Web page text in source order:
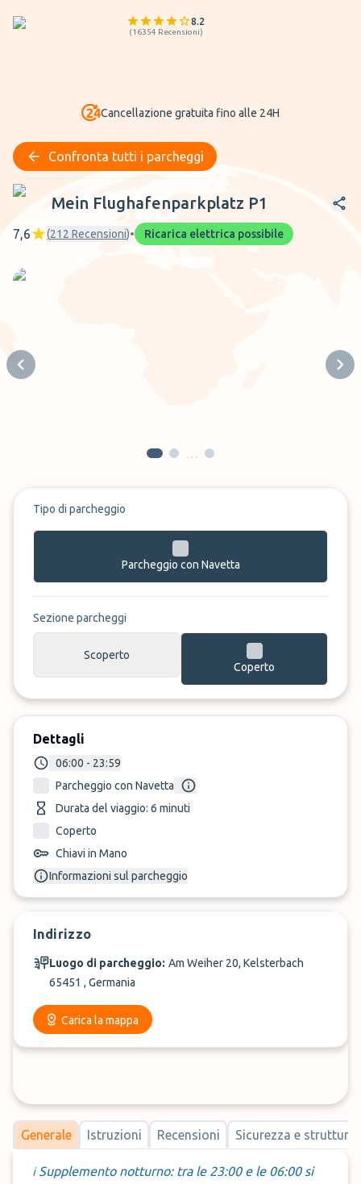
8.2
(16354 Recensioni)
Cancellazione gratuita fino alle 24H
Confronta tutti i parcheggi
Mein Flughafenparkplatz P1
Mein Flughafenparkplatz P1
7,6 (212 Recensioni)• Ricarica elettrica possibile
Previous slide
…
Tipo di parcheggio
Parcheggio con Navetta
Sezione parcheggi
Scoperto
Coperto
Dettagli
06:00 - 23:59
Parcheggio con Navetta
Durata del viaggio: 6 minuti
Coperto
Chiavi in Mano
Informazioni sul parcheggio
Indirizzo
Luogo di parcheggio: Am Weiher 20, Kelsterbach
65451 , Germania
Carica la mappa
Generale Istruzioni Recensioni Sicurezza e strutture
ℹ Supplemento notturno: tra le 23:00 e le 06:00 si